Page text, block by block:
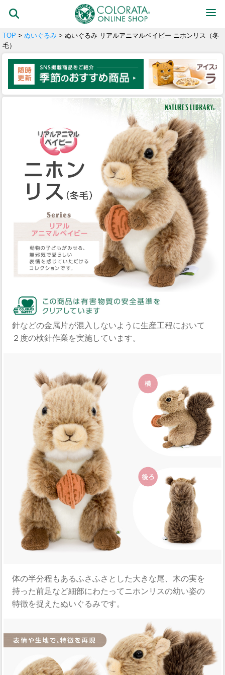
TOP > ぬいぐるみ > ぬいぐるみ リアルアニマルベイビー ニホンリス（冬
毛）
針などの金属片が混入しないように生産工程において
２度の検針作業を実施しています。
体の半分程もあるふさふさとした大きな尾、木の実を
持った前足など細部にわたってニホンリスの幼い姿の
特徴を捉えたぬいぐるみです。